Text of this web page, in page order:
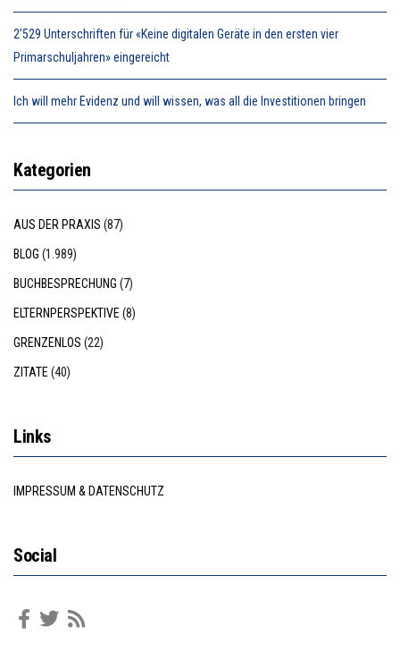
2’529 Unterschriften für «Keine digitalen Geräte in den ersten vier
Primarschuljahren» eingereicht
Ich will mehr Evidenz und will wissen, was all die Investitionen bringen
Kategorien
AUS DER PRAXIS (87)
BLOG (1.989)
BUCHBESPRECHUNG (7)
ELTERNPERSPEKTIVE(8)
GRENZENLOS (22)
ZITATE(40)
Links
IMPRESSUM & DATENSCHUTZ
Social